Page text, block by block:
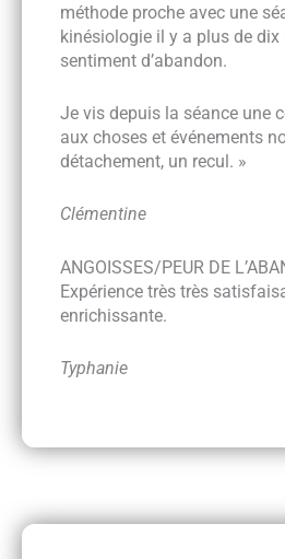
méthode proche avec une
kinésiologie il y a plus de dix
sentiment d’abandon.
Je vis depuis la séance une
aux choses et événements
détachement, un recul. »
Clémentine
ANGOISSES/PEUR DE
Expérience très très
enrichissante.
Typhanie